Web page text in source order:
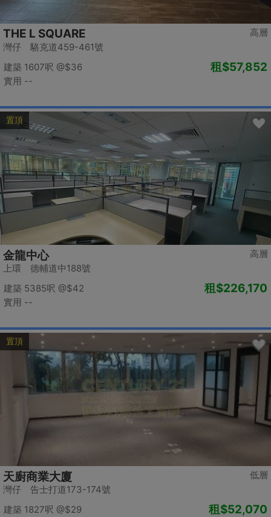
高層
THE L SQUARE
灣仔 駱克道459-461號
建築 1607呎 @$36
實用 --
租$57,852
置頂
高層
金龍中心
上環 德輔道中188號
建築 5385呎 @$42
實用 --
租$226,170
置頂
低層
天廚商業大廈
灣仔 告士打道173-174號
建築 1827呎 @$29
租$52,070